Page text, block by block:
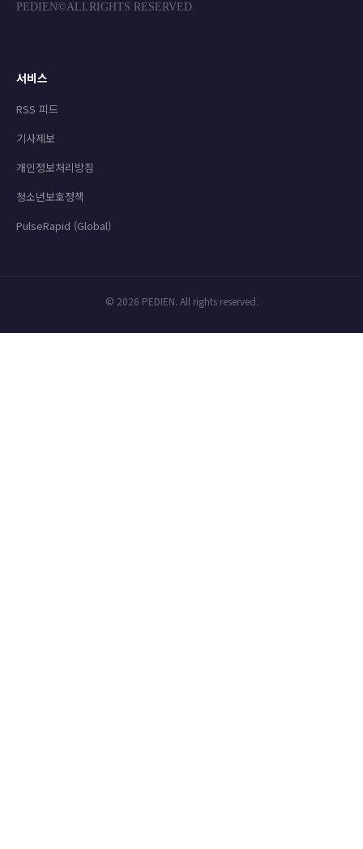
PEDIEN©ALLRIGHTS RESERVED.
서비스
RSS 피드
기사제보
개인정보처리방침
청소년보호정책
PulseRapid (Global)
© 2026 PEDIEN. All rights reserved.